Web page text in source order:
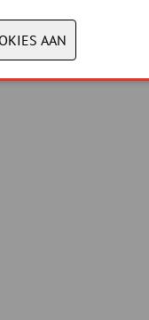
Cookies bekijken